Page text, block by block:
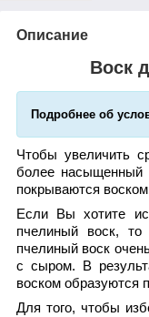
Описание
Воск
Подробнее об
Чтобы увеличить
более насыщенный
покрываются
Если Вы хотите
пчелиный воск,
пчелиный воск
с сыром. В
воском образуются
Для того, чтобы